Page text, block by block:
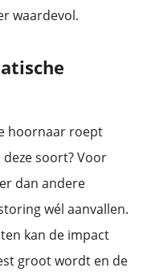
waardevol.
hoornaar roept
soort? Voor
dan andere
wél aanvallen.
kan de impact
groot wordt en de